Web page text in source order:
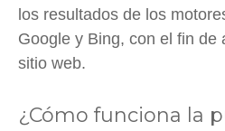
los resultados de los
Google y Bing, con el fin de
sitio web.
¿Cómo funciona la